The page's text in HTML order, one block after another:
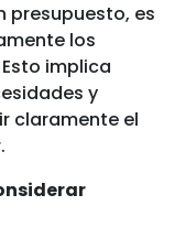
presupuesto, es
los
implica
y
claramente el